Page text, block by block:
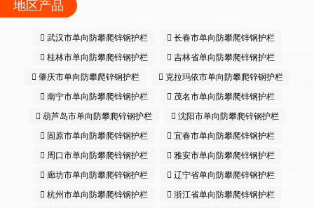
地区产品
武汉市单向防攀爬锌钢护栏
长春市单向防攀爬锌钢护栏
桂林市单向防攀爬锌钢护栏
吉林省单向防攀爬锌钢护栏
肇庆市单向防攀爬锌钢护栏
克拉玛依市单向防攀爬锌钢护栏
南宁市单向防攀爬锌钢护栏
茂名市单向防攀爬锌钢护栏
葫芦岛市单向防攀爬锌钢护栏
沈阳市单向防攀爬锌钢护栏
固原市单向防攀爬锌钢护栏
宜春市单向防攀爬锌钢护栏
周口市单向防攀爬锌钢护栏
雅安市单向防攀爬锌钢护栏
廊坊市单向防攀爬锌钢护栏
辽宁省单向防攀爬锌钢护栏
杭州市单向防攀爬锌钢护栏
浙江省单向防攀爬锌钢护栏